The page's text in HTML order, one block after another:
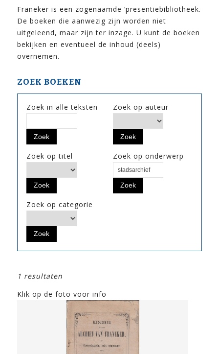
Franeker is een zogenaamde ‘presentiebibliotheek.
De boeken die aanwezig zijn worden niet
uitgeleend, maar zijn ter inzage. U kunt de boeken
bekijken en eventueel de inhoud (deels)
overnemen.
ZOEK BOEKEN
Zoek in alle teksten Zoek op auteur
Zoek op titel Zoek op onderwerp
Zoek op categorie
1 resultaten
Klik op de foto voor info